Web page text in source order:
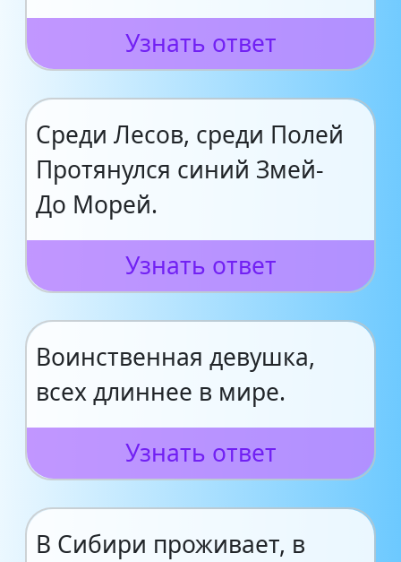
Узнать ответ
Среди Лесов, среди Полей
Протянулся синий Змей-
До Морей.
Узнать ответ
Воинственная девушка,
всех длиннее в мире.
Узнать ответ
В Сибири проживает, в